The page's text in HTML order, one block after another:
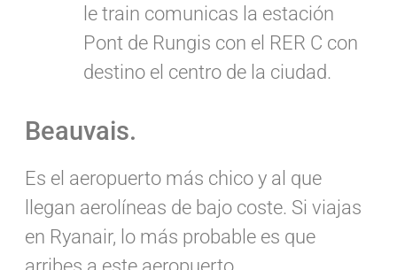
le train comunicas la estación
Pont de Rungis con el RER C con
destino el centro de la ciudad.
Beauvais.
Es el aeropuerto más chico y al que
llegan aerolíneas de bajo coste. Si viajas
en Ryanair, lo más probable es que
arribes a este aeropuerto.